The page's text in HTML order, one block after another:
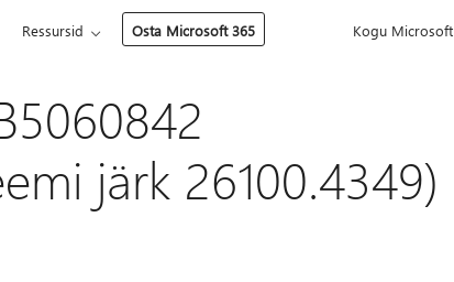
Ressursid Osta Microsoft 365 Kogu Microsoft
järk 26100.4349)